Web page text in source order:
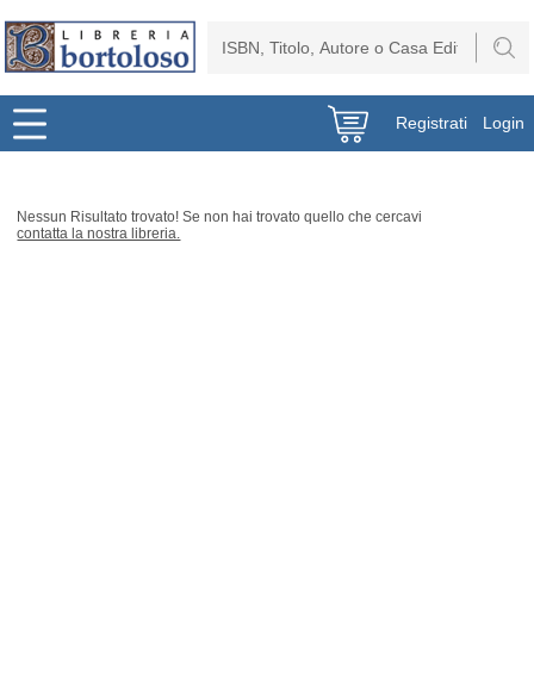
Registrati Login
Nessun Risultato trovato! Se non hai trovato quello che cercavi
contatta la nostra libreria.